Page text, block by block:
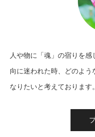
人や物に「魂」の宿りを
向に迷われた時、どのよ
なりたいと考えております。